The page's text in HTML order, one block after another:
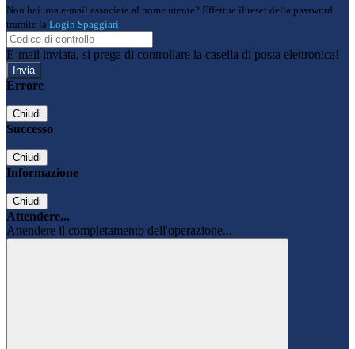
Non hai una e-mail associata al nome utente? Effettua il reset della password
tramite la Login Spaggiari
E-mail inviata, si prega di controllare la casella di posta elettronica!
Errore
Chiudi
Successo
Chiudi
Informazione
Chiudi
Attendere...
Attendere il completamento dell'operazione...